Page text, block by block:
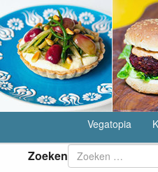
Vegatopia
Zoeken